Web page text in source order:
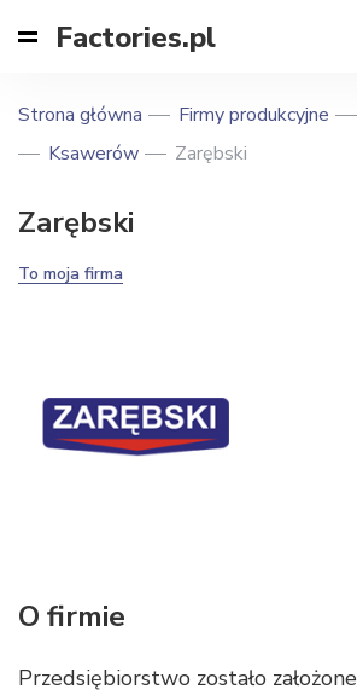
Factories.pl
Strona główna Firmy produkcyjne
Ksawerów
Zarębski
Zarębski
To moja firma
O firmie
Przedsiębiorstwo zostało